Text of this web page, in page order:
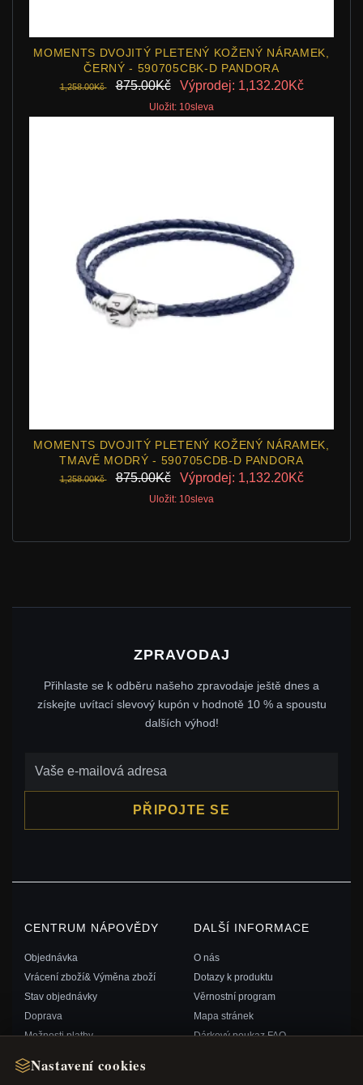
Nastavení cookies
MOMENTS DVOJITÝ PLETENÝ KOŽENÝ NÁRAMEK,
ČERNÝ - 590705CBK-D PANDORA
1,258.00Kč 875.00Kč Výprodej: 1,132.20Kč
Uložit: 10sleva
MOMENTS DVOJITÝ PLETENÝ KOŽENÝ NÁRAMEK,
TMAVĚ MODRÝ - 590705CDB-D PANDORA
1,258.00Kč 875.00Kč Výprodej: 1,132.20Kč
Uložit: 10sleva
ZPRAVODAJ
Přihlaste se k odběru našeho zpravodaje ještě dnes a
získejte uvítací slevový kupón v hodnotě 10 % a spoustu
dalších výhod!
PŘIPOJTE SE
CENTRUM NÁPOVĚDY
Objednávka
Vrácení zboží& Výměna zboží
Stav objednávky
Doprava
Možnosti platby
Kontaktujte nás
DALŠÍ INFORMACE
O nás
Dotazy k produktu
Věrnostní program
Mapa stránek
Dárkový poukaz FAQ